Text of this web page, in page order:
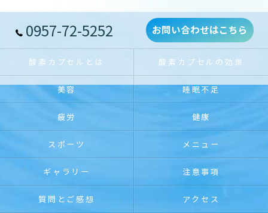
0957-72-5252 お問い合わせはこちら
酸素カプセルとは 酸素カプセルの効果
美容 睡眠不足
疲労 健康
スポーツ メニュー
ギャラリー 注意事項
質問とご感想 アクセス